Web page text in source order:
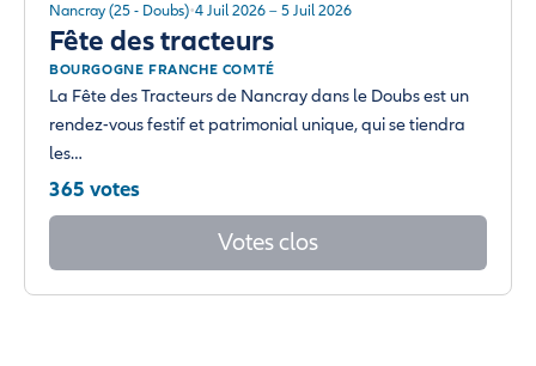
Nancray (25 - Doubs) 4 Juil 2026 – 5 Juil 2026
Fête des tracteurs
BOURGOGNE FRANCHE COMTÉ
La Fête des Tracteurs de Nancray dans le Doubs est un
rendez-vous festif et patrimonial unique, qui se tiendra
les…
365 votes
Votes clos